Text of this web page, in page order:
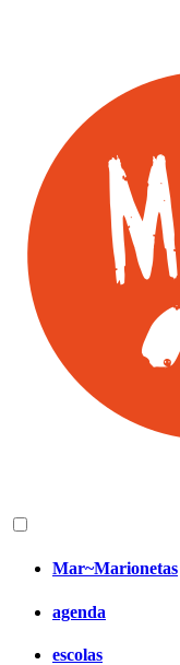
Mar~Marionetas
agenda
escolas